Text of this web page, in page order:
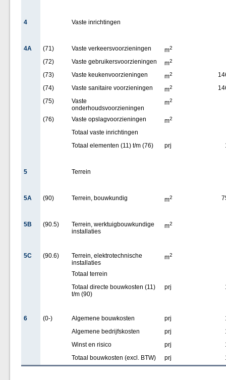
4 Vaste inrichtingen
4A (71) Vaste verkeersvoorzieningen m2
(72) Vaste gebruikersvoorzieningen m2
(73) Vaste keukenvoorzieningen m2
(74)
Vaste sanitaire voorzieningen m2
(75)
Vaste
onderhoudsvoorzieningen
m2
(76) Vaste opslagvoorzieningen m2
Totaal vaste inrichtingen
Totaal elementen (11) t/m (76)
prj
5 Terrein
5A (90) Terrein, bouwkundig m2
5B (90.5)
Terrein, werktuigbouwkundige
installaties
m2
5C (90.6)
Terrein, elektrotechnische
installaties
m2
Totaal terrein
Totaal directe bouwkosten (11)
t/m (90)
prj
6 (0-) Algemene bouwkosten prj
Algemene bedrijfskosten
prj
Winst en risico
prj
Totaal bouwkosten (excl. BTW)
prj